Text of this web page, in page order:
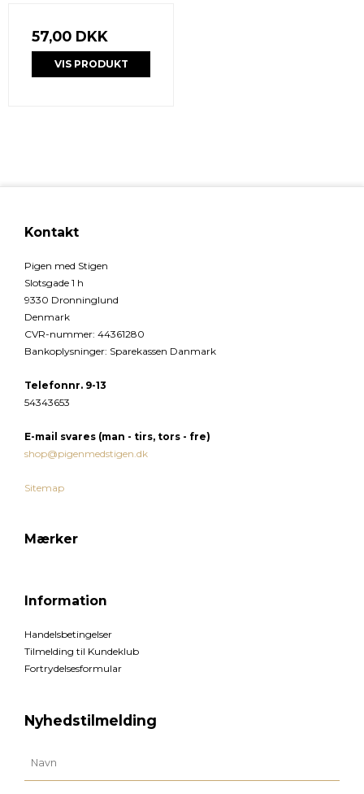
57,00 DKK
VIS PRODUKT
Kontakt
Pigen med Stigen
Slotsgade 1 h
9330 Dronninglund
Denmark
CVR-nummer: 44361280
Bankoplysninger: Sparekassen Danmark
Telefonnr. 9-13
54343653
E-mail svares (man - tirs, tors - fre)
shop@pigenmedstigen.dk
Sitemap
Mærker
Information
Handelsbetingelser
Tilmelding til Kundeklub
Fortrydelsesformular
Nyhedstilmelding